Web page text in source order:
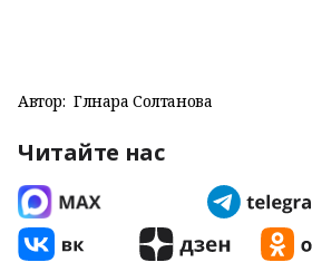
Автор: Гөлнара Солтанова
Читайте нас